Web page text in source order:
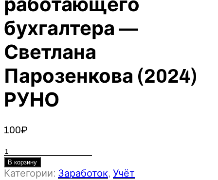
работающего
бухгалтера —
Светлана
Парозенкова (2024)
РУНО
100₽
Количество
товара
Практические
В корзину
Категории: Заработок, Учёт